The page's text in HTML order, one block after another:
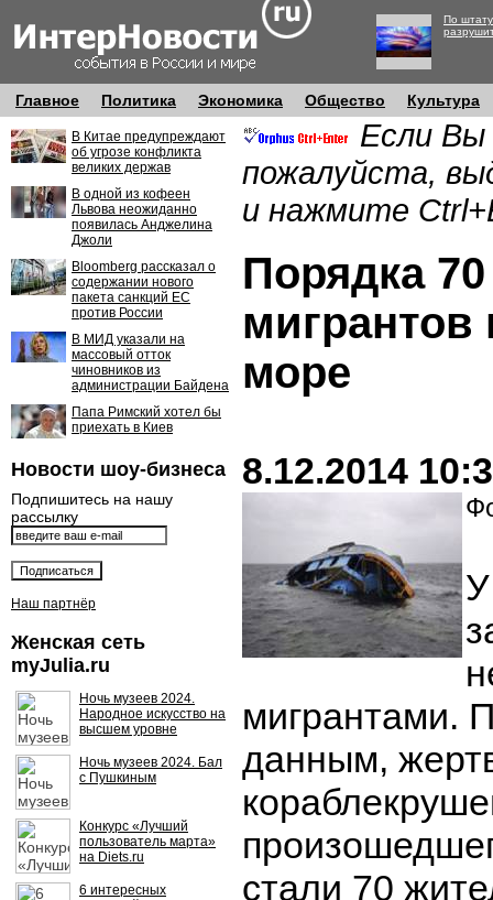
По
Главное Политика Экономика Общество Культура
В Китае предупреждают
об угрозе конфликта
великих держав
В одной из кофеен
Львова неожиданно
появилась Анджелина
Джоли
Bloomberg рассказал о
содержании нового
пакета санкций ЕС
против России
В МИД указали на
массовый отток
чиновников из
администрации Байдена
Папа Римский хотел бы
приехать в Киев
Новости шоу-бизнеса
Подпишитесь на нашу
рассылку
Наш партнёр
Женская сеть
myJulia.ru
Ночь музеев 2024.
Народное искусство на
высшем уровне
Ночь музеев 2024. Бал
с Пушкиным
Конкурс «Лучший
пользователь марта»
на Diets.ru
6 интересных
Если Вы
пожалуйста,
и нажмите
Порядка
мигрантов
море
8.12.2014
мигрантами.
данным,
стали 70